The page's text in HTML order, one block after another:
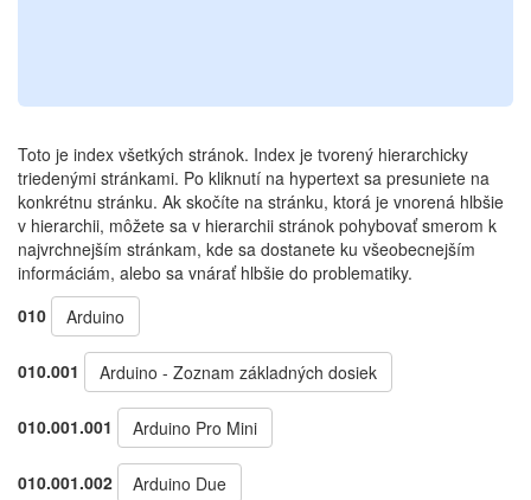
Toto je index všetkých stránok. Index je tvorený hierarchicky
triedenými stránkami. Po kliknutí na hypertext sa presuniete na
konkrétnu stránku. Ak skočíte na stránku, ktorá je vnorená hlbšie
v hierarchii, môžete sa v hierarchii stránok pohybovať smerom k
najvrchnejším stránkam, kde sa dostanete ku všeobecnejším
informáciám, alebo sa vnárať hlbšie do problematiky.
010
Arduino
010.001 Arduino - Zoznam základných dosiek
010.001.001 Arduino Pro Mini
010.001.002 Arduino Due